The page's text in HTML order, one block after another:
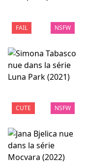
FAIL NSFW
CUTE NSFW